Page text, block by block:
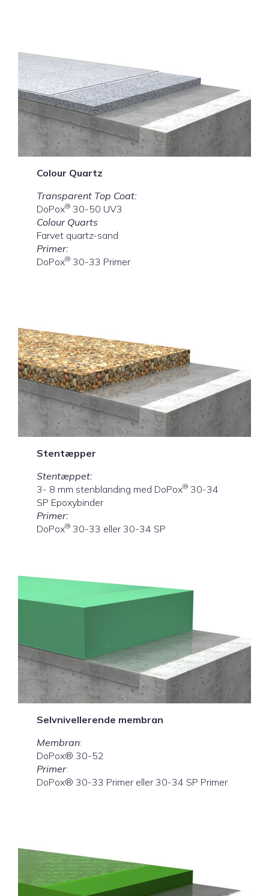
Colour Quartz
Transparent Top Coat:
DoPox® 30-50 UV3
Colour Quarts
Farvet quartz-sand
Primer:
DoPox® 30-33 Primer
Stentæpper
Stentæppet:
3- 8 mm stenblanding med DoPox® 30-34
SP Epoxybinder
Primer:
DoPox® 30-33 eller 30-34 SP
Selvnivellerende membran
Membran:
DoPox® 30-52
Primer:
DoPox® 30-33 Primer eller 30-34 SP Primer